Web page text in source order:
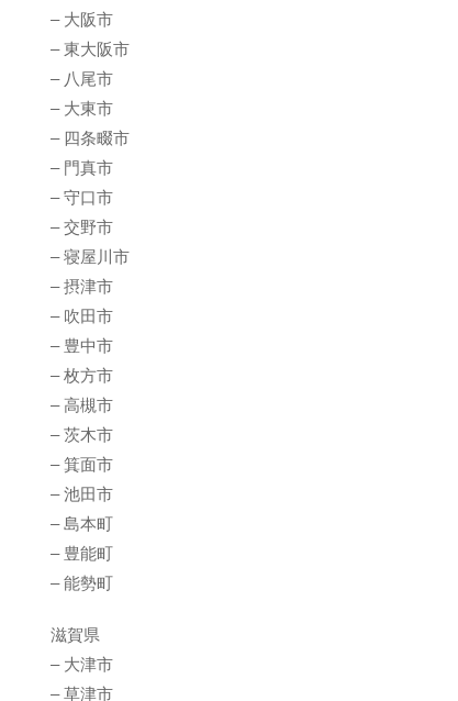
– 大阪市
– 東大阪市
– 八尾市
– 大東市
– 四条畷市
– 門真市
– 守口市
– 交野市
– 寝屋川市
– 摂津市
– 吹田市
– 豊中市
– 枚方市
– 高槻市
– 茨木市
– 箕面市
– 池田市
– 島本町
– 豊能町
– 能勢町
滋賀県
– 大津市
– 草津市